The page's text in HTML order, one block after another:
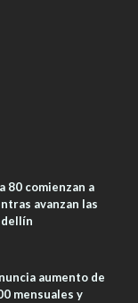
80 comienzan a
avanzan las
aumento de
mensuales y